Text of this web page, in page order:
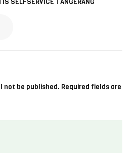
not be published. Required fields are